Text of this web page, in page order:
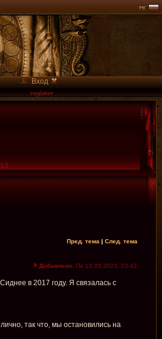
Вход
Пред. тема | След. тема
Добавлено: Пн 13.03.2023, 23:42
в 2017 году. Я связалась с
так что, мы остановились на